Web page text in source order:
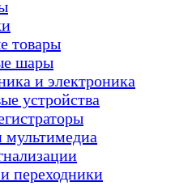
товары
шары
и электроника
устройства
мультимедиа
переходники